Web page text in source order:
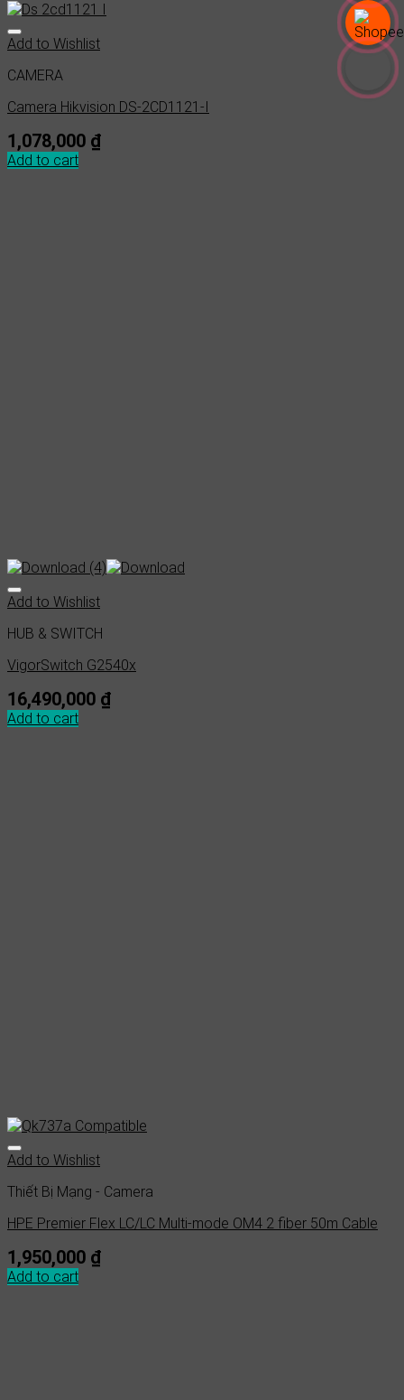
Add to Wishlist
CAMERA
Camera Hikvision DS-2CD1121-I
1,078,000 ₫
Add to cart
Add to Wishlist
HUB & SWITCH
VigorSwitch G2540x
16,490,000 ₫
Add to cart
Add to Wishlist
Thiết Bị Mạng - Camera
HPE Premier Flex LC/LC Multi-mode OM4 2 fiber 50m Cable
1,950,000 ₫
Add to cart